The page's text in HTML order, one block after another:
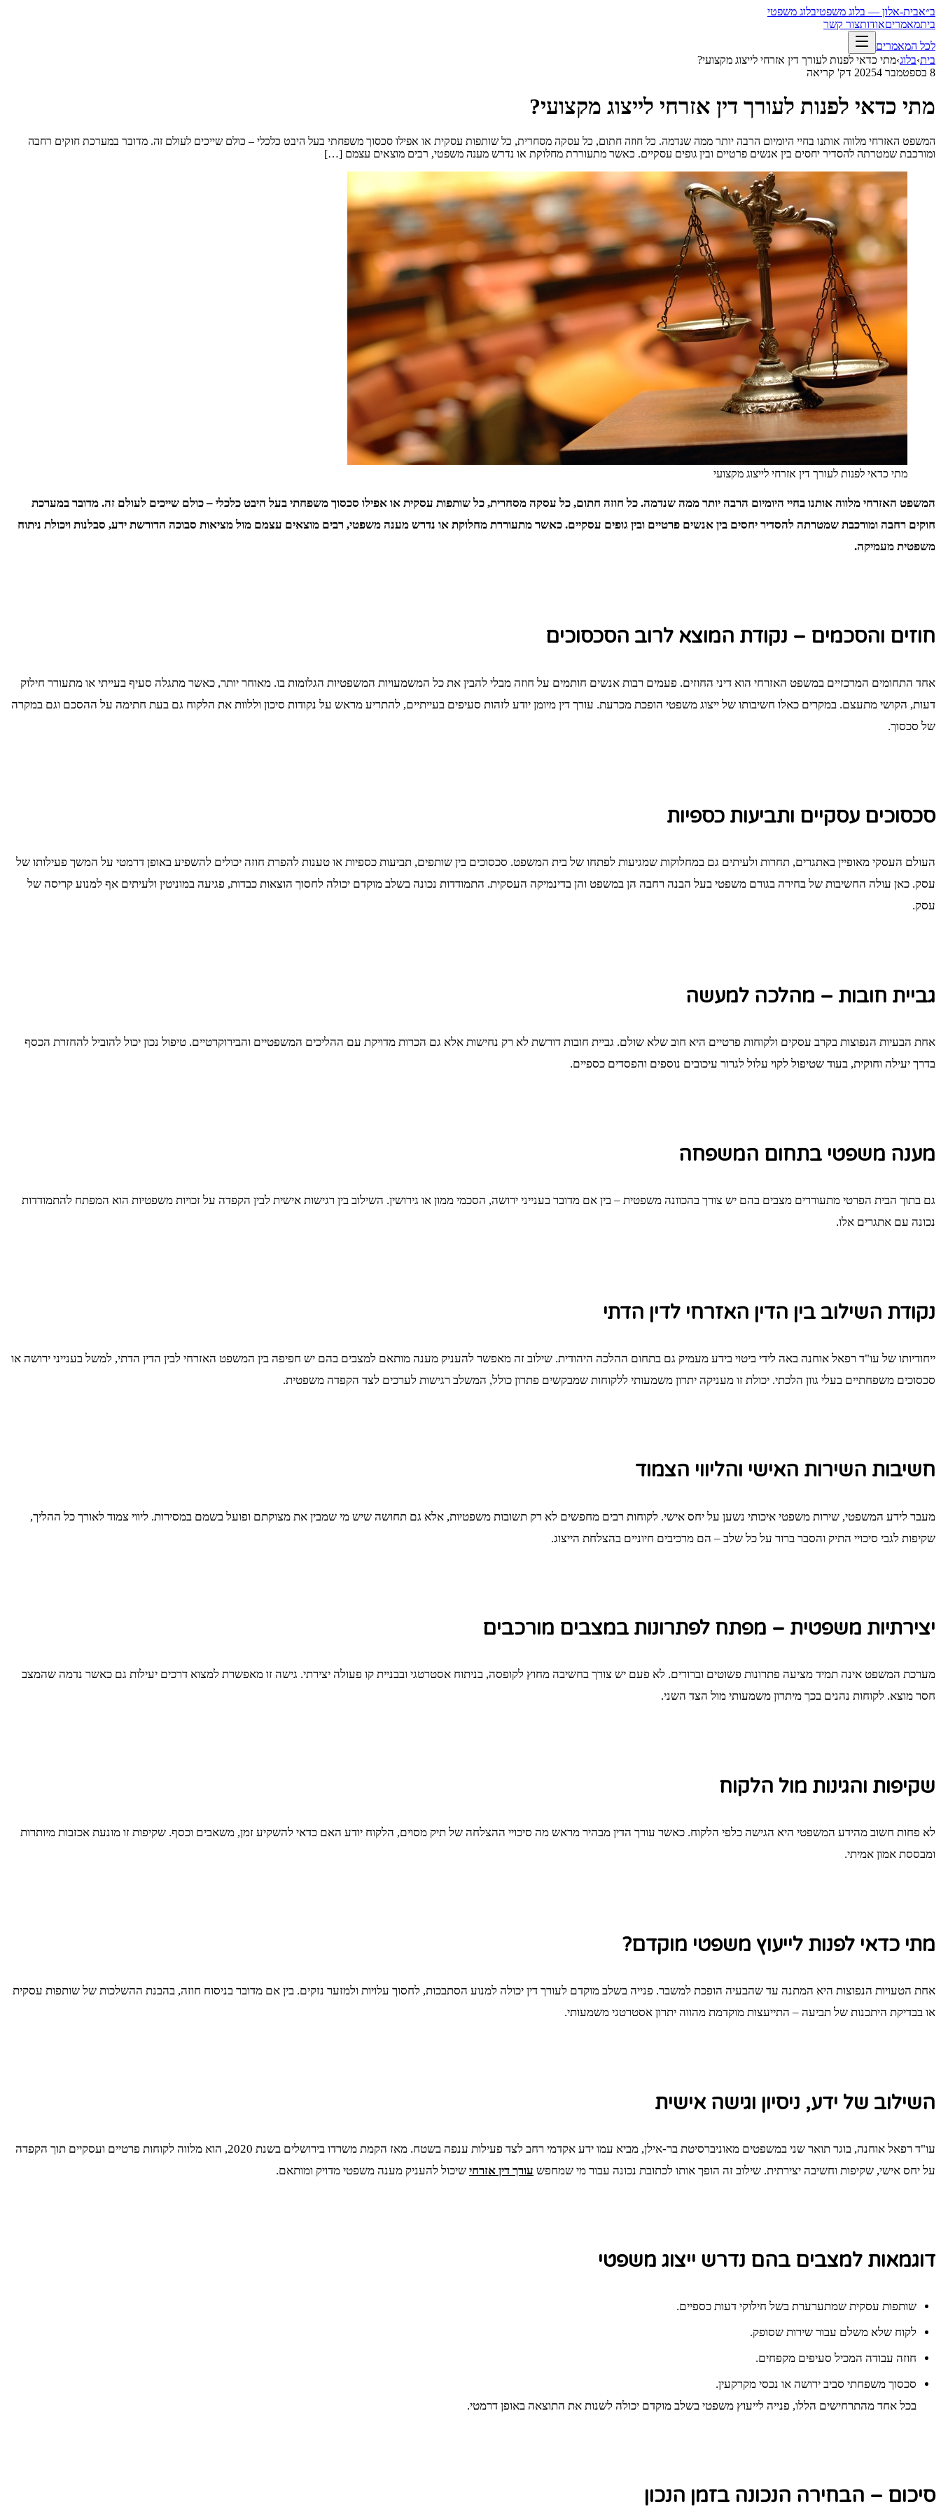
ב״אבית-אלון — בלוג משפטיבלוג משפטי
ביתמאמריםאודותצור קשר
לכל המאמרים
בית›בלוג›מתי כדאי לפנות לעורך דין אזרחי לייצוג מקצועי?
8 בספטמבר 2025
4 דק' קריאה
מתי כדאי לפנות לעורך דין אזרחי לייצוג מקצועי?
המשפט האזרחי מלווה אותנו בחיי היומיום הרבה יותר ממה שנדמה. כל חוזה חתום, כל עסקה מסחרית, כל שותפות עסקית או אפילו סכסוך משפחתי בעל היבט כלכלי – כולם שייכים לעולם זה. מדובר במערכת חוקים רחבה
ומורכבת שמטרתה להסדיר יחסים בין אנשים פרטיים ובין גופים עסקיים. כאשר מתעוררת מחלוקת או נדרש מענה משפטי, רבים מוצאים עצמם […]
מתי כדאי לפנות לעורך דין אזרחי לייצוג מקצועי
המשפט האזרחי מלווה אותנו בחיי היומיום הרבה יותר ממה שנדמה. כל חוזה חתום, כל עסקה מסחרית, כל שותפות עסקית או אפילו סכסוך משפחתי בעל היבט כלכלי – כולם שייכים לעולם זה. מדובר במערכת
חוקים רחבה ומורכבת שמטרתה להסדיר יחסים בין אנשים פרטיים ובין גופים עסקיים. כאשר מתעוררת מחלוקת או נדרש מענה משפטי, רבים מוצאים עצמם מול מציאות סבוכה הדורשת ידע, סבלנות ויכולת ניתוח
משפטית מעמיקה.
חוזים והסכמים – נקודת המוצא לרוב הסכסוכים
אחד התחומים המרכזיים במשפט האזרחי הוא דיני החוזים. פעמים רבות אנשים חותמים על חוזה מבלי להבין את כל המשמעויות המשפטיות הגלומות בו. מאוחר יותר, כאשר מתגלה סעיף בעייתי או מתעורר חילוק
דעות, הקושי מתעצם. במקרים כאלו חשיבותו של ייצוג משפטי הופכת מכרעת. עורך דין מיומן יודע לזהות סעיפים בעייתיים, להתריע מראש על נקודות סיכון וללוות את הלקוח גם בעת חתימה על ההסכם וגם במקרה
של סכסוך.
סכסוכים עסקיים ותביעות כספיות
העולם העסקי מאופיין באתגרים, תחרות ולעיתים גם במחלוקות שמגיעות לפתחו של בית המשפט. סכסוכים בין שותפים, תביעות כספיות או טענות להפרת חוזה יכולים להשפיע באופן דרמטי על המשך פעילותו של
עסק. כאן עולה החשיבות של בחירה בגורם משפטי בעל הבנה רחבה הן במשפט והן בדינמיקה העסקית. התמודדות נכונה בשלב מוקדם יכולה לחסוך הוצאות כבדות, פגיעה במוניטין ולעיתים אף למנוע קריסה של
עסק.
גביית חובות – מהלכה למעשה
אחת הבעיות הנפוצות בקרב עסקים ולקוחות פרטיים היא חוב שלא שולם. גביית חובות דורשת לא רק נחישות אלא גם הכרות מדויקת עם ההליכים המשפטיים והבירוקרטיים. טיפול נכון יכול להוביל להחזרת הכסף
בדרך יעילה וחוקית, בעוד שטיפול לקוי עלול לגרור עיכובים נוספים והפסדים כספיים.
מענה משפטי בתחום המשפחה
גם בתוך הבית הפרטי מתעוררים מצבים בהם יש צורך בהכוונה משפטית – בין אם מדובר בענייני ירושה, הסכמי ממון או גירושין. השילוב בין רגישות אישית לבין הקפדה על זכויות משפטיות הוא המפתח להתמודדות
נכונה עם אתגרים אלו.
נקודת השילוב בין הדין האזרחי לדין הדתי
ייחודיותו של עו"ד רפאל אוחנה באה לידי ביטוי בידע מעמיק גם בתחום ההלכה היהודית. שילוב זה מאפשר להעניק מענה מותאם למצבים בהם יש חפיפה בין המשפט האזרחי לבין הדין הדתי, למשל בענייני ירושה או
סכסוכים משפחתיים בעלי גוון הלכתי. יכולת זו מעניקה יתרון משמעותי ללקוחות שמבקשים פתרון כולל, המשלב רגישות לערכים לצד הקפדה משפטית.
חשיבות השירות האישי והליווי הצמוד
מעבר לידע המשפטי, שירות משפטי איכותי נשען על יחס אישי. לקוחות רבים מחפשים לא רק תשובות משפטיות, אלא גם תחושה שיש מי שמבין את מצוקתם ופועל בשמם במסירות. ליווי צמוד לאורך כל ההליך,
שקיפות לגבי סיכויי התיק והסבר ברור על כל שלב – הם מרכיבים חיוניים בהצלחת הייצוג.
יצירתיות משפטית – מפתח לפתרונות במצבים מורכבים
מערכת המשפט אינה תמיד מציעה פתרונות פשוטים וברורים. לא פעם יש צורך בחשיבה מחוץ לקופסה, בניתוח אסטרטגי ובבניית קו פעולה יצירתי. גישה זו מאפשרת למצוא דרכים יעילות גם כאשר נדמה שהמצב
חסר מוצא. לקוחות נהנים בכך מיתרון משמעותי מול הצד השני.
שקיפות והגינות מול הלקוח
לא פחות חשוב מהידע המשפטי היא הגישה כלפי הלקוח. כאשר עורך הדין מבהיר מראש מה סיכויי ההצלחה של תיק מסוים, הלקוח יודע האם כדאי להשקיע זמן, משאבים וכסף. שקיפות זו מונעת אכזבות מיותרות
ומבססת אמון אמיתי.
מתי כדאי לפנות לייעוץ משפטי מוקדם?
אחת הטעויות הנפוצות היא המתנה עד שהבעיה הופכת למשבר. פנייה בשלב מוקדם לעורך דין יכולה למנוע הסתבכות, לחסוך עלויות ולמזער נזקים. בין אם מדובר בניסוח חוזה, בהבנת ההשלכות של שותפות עסקית
או בבדיקת היתכנות של תביעה – התייעצות מוקדמת מהווה יתרון אסטרטגי משמעותי.
השילוב של ידע, ניסיון וגישה אישית
עו"ד רפאל אוחנה, בוגר תואר שני במשפטים מאוניברסיטת בר-אילן, מביא עמו ידע אקדמי רחב לצד פעילות ענפה בשטח. מאז הקמת משרדו בירושלים בשנת 2020, הוא מלווה לקוחות פרטיים ועסקיים תוך הקפדה
על יחס אישי, שקיפות וחשיבה יצירתית. שילוב זה הופך אותו לכתובת נכונה עבור מי שמחפש עורך דין אזרחי שיכול להעניק מענה משפטי מדויק ומותאם.
דוגמאות למצבים בהם נדרש ייצוג משפטי
שותפות עסקית שמתערערת בשל חילוקי דעות כספיים.
לקוח שלא משלם עבור שירות שסופק.
חוזה עבודה המכיל סעיפים מקפחים.
סכסוך משפחתי סביב ירושה או נכסי מקרקעין.
בכל אחד מהתרחישים הללו, פנייה לייעוץ משפטי בשלב מוקדם יכולה לשנות את התוצאה באופן דרמטי.
סיכום – הבחירה הנכונה בזמן הנכון